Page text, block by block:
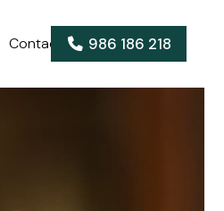
Contacto 986 186 218